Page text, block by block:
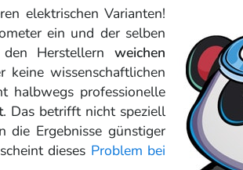
elektrischen Varianten!
ein und der selben
Herstellern weichen
keine wissenschaftlichen
halbwegs professionelle
. Das betrifft nicht speziell
die Ergebnisse günstiger
dieses Problem bei